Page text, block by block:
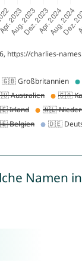
Namen in